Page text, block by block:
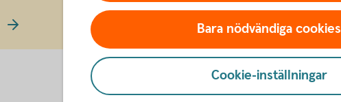
Bara nödvändiga cookies
Cookie-inställningar